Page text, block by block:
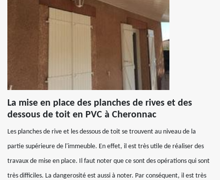
La mise en place des planches de rives et des
dessous de toit en PVC à Cheronnac
Les planches de rive et les dessous de toit se trouvent au niveau de la
partie supérieure de l'immeuble. En effet, il est très utile de réaliser des
travaux de mise en place. Il faut noter que ce sont des opérations qui sont
très difficiles. La dangerosité est aussi à noter. Par conséquent, il est très